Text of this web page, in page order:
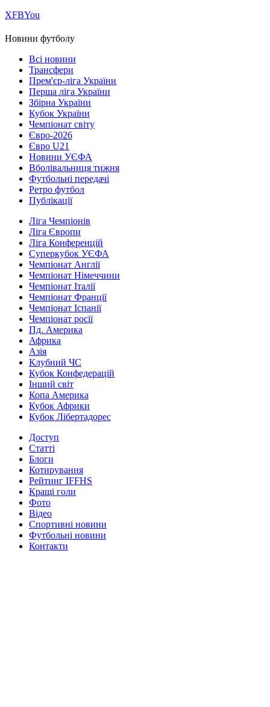
ХFBYou
Новини футболу
Всі новини
Трансфери
Прем'єр-ліга України
Перша ліга України
Збірна України
Кубок України
Чемпіонат світу
Євро-2026
Євро U21
Новини УЄФА
Вболівальниця тижня
Футбольні передачі
Ретро футбол
Публікації
Ліга Чемпіонів
Ліга Європи
Ліга Конференцій
Суперкубок УЄФА
Чемпіонат Англії
Чемпіонат Німеччини
Чемпіонат Італії
Чемпіонат Франції
Чемпіонат Іспанії
Чемпіонат росії
Пд. Америка
Африка
Азія
Клубний ЧС
Кубок Конфедерацій
Інший світ
Копа Америка
Кубок Африки
Кубок Лібертадорес
Доступ
Статті
Блоги
Котирування
Рейтинг IFFHS
Кращі голи
Фото
Відео
Спортивні новини
Футбольні новини
Контакти